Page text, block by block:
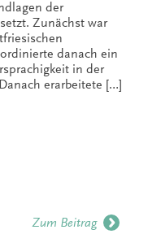
der
Zunächst war
danach ein
in der
erarbeitete […]
Zum Beitrag